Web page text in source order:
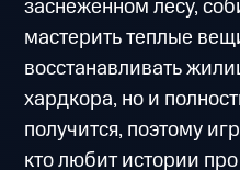
заснеженном лесу,
мастерить теплые
восстанавливать
хардкора, но и
получится, поэтому
кто любит истории